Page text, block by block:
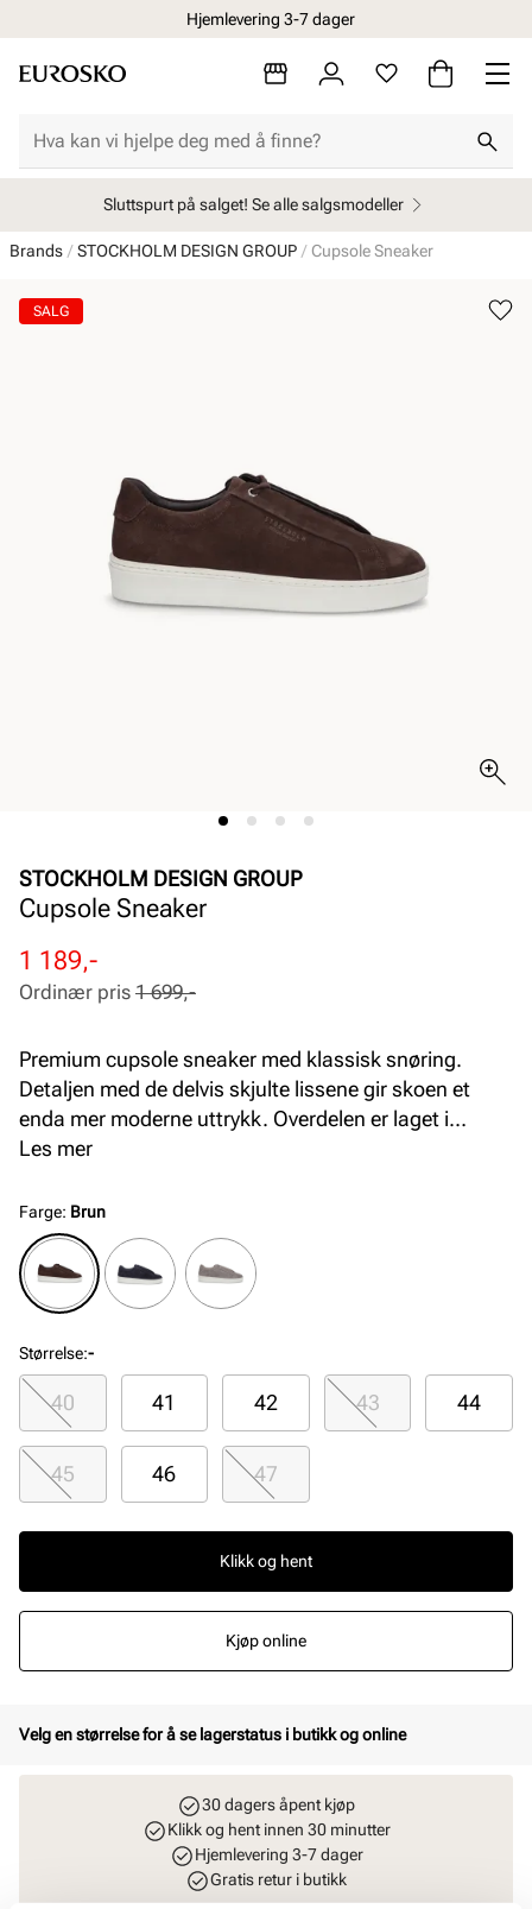
Hjemlevering 3-7 dager
Sluttspurt på salget! Se alle salgsmodeller
Brands STOCKHOLM DESIGN GROUP Cupsole Sneaker
SALG
STOCKHOLM DESIGN GROUP
Cupsole Sneaker
Rabattert
pris
1 189,-
Ordinær
pris
Ordinær pris 1 699,-
Premium cupsole sneaker med klassisk snøring.
Detaljen med de delvis skjulte lissene gir skoen et
enda mer moderne uttrykk. Overdelen er laget i
semsket skinn av beste kvalitet. Fôret og innersålen
samt god komfort. Yttersålen i helstøpt gummi er
myk og fleksibel.
Les mer
Farge: Brun
Størrelse:-
40 41 42 43 44
45 46 47
Klikk og hent
Kjøp online
Velg en størrelse for å se lagerstatus i butikk og online
30 dagers åpent kjøp
Klikk og hent innen 30 minutter
Hjemlevering 3-7 dager
Gratis retur i butikk